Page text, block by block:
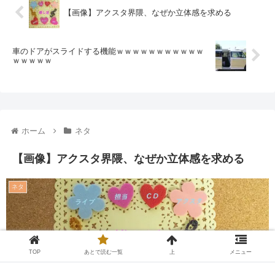
【画像】アクスタ界隈、なぜか立体感を求める
車のドアがスライドする機能ｗｗｗｗｗｗｗｗｗｗｗ
ｗｗｗｗｗ
ホーム ネタ
【画像】アクスタ界隈、なぜか立体感を求める
ネタ
TOP あとで読む一覧 上 メニュー